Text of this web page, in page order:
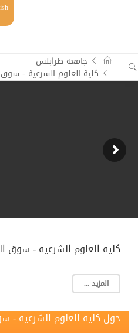
جامعة طرابلس
كلية العلوم الشرعية -
كلية العلوم الشرعية - سوق
المزيد ...
حول كلية العلوم الشرعية -